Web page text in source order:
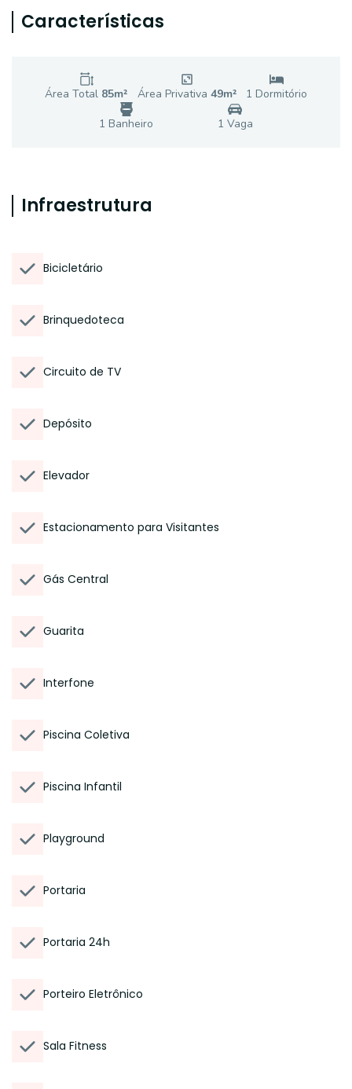
Características
Área Total 85m² Área Privativa 49m² 1 Dormitório
1 Banheiro 1 Vaga
Infraestrutura
Bicicletário
Brinquedoteca
Circuito de TV
Depósito
Elevador
Estacionamento para Visitantes
Gás Central
Guarita
Interfone
Piscina Coletiva
Piscina Infantil
Playground
Portaria
Portaria 24h
Porteiro Eletrônico
Sala Fitness